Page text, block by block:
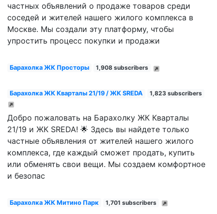
частных объявлений о продаже товаров среди
соседей и жителей нашего жилого комплекса в
Москве. Мы создали эту платформу, чтобы
упростить процесс покупки и продажи
Барахолка ЖК Просторы 1,908 subscribers
Барахолка ЖК Кварталы 21/19 / ЖК SREDA 1,823 subscribers
Добро пожаловать на Барахолку ЖК Кварталы
21/19 и ЖК SREDA! 🌟 Здесь вы найдете только
частные объявления от жителей нашего жилого
комплекса, где каждый сможет продать, купить
или обменять свои вещи. Мы создаем комфортное
и безопас
Барахолка ЖК Митино Парк 1,701 subscribers